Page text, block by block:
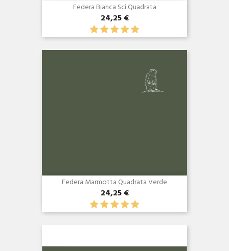
Federa Bianca Sci Quadrata
24,25 €
Anteprima
Federa Marmotta Quadrata Verde
24,25 €
Anteprima